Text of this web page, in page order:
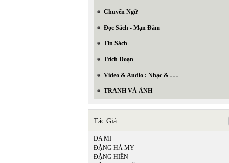
Chuyển Ngữ
Đọc Sách - Mạn Đàm
Tin Sách
Trích Đoạn
Video & Audio : Nhạc & . . .
TRANH VÀ ẢNH
Tác Giả
ĐA MI
ĐẶNG HÀ MY
ĐẶNG HIỀN